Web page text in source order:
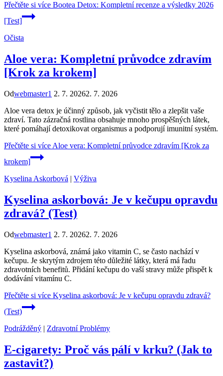
Přečtěte si více Bootea Detox: Kompletní recenze a výsledky 2026
[Test]
Očista
Aloe vera: Kompletní průvodce zdravím
[Krok za krokem]
Odwebmaster1 2. 7. 20262. 7. 2026
Aloe vera detox je účinný způsob, jak vyčistit tělo a zlepšit vaše
zdraví. Tato zázračná rostlina obsahuje mnoho prospěšných látek,
které pomáhají detoxikovat organismus a podporují imunitní systém.
Přečtěte si více Aloe vera: Kompletní průvodce zdravím [Krok za
krokem]
Kyselina Askorbová | Výživa
Kyselina askorbová: Je v kečupu opravdu
zdravá? (Test)
Odwebmaster1 2. 7. 20262. 7. 2026
Kyselina askorbová, známá jako vitamin C, se často nachází v
kečupu. Je skrytým zdrojem této důležité látky, která má řadu
zdravotních benefitů. Přidání kečupu do vaší stravy může přispět k
dodávání vitamínu C.
Přečtěte si více Kyselina askorbová: Je v kečupu opravdu zdravá?
(Test)
Podrážděný | Zdravotní Problémy
E-cigarety: Proč vás pálí v krku? (Jak to
zastavit?)